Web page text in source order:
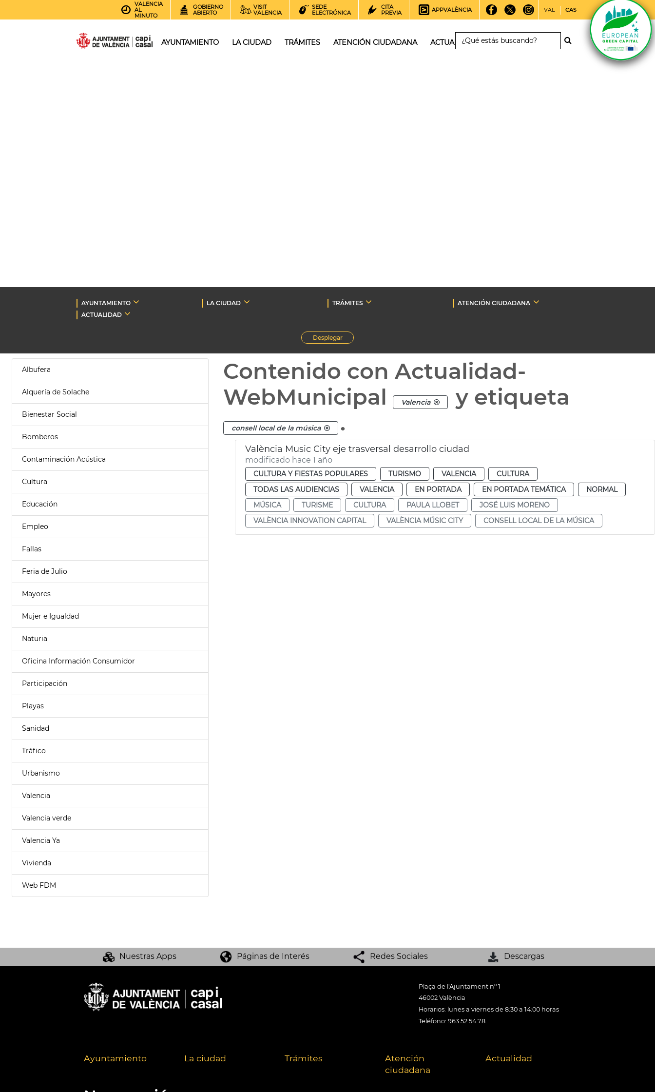
VALENCIA
AL
MINUTO
GOBIERNO
ABIERTO
VISIT
VALENCIA
SEDE
ELECTRÓNICA
CITA
PREVIA
APPVALÈNCIA VAL CAS
AYUNTAMIENTO LA CIUDAD TRÁMITES ATENCIÓN CIUDADANA ACTUALIDAD
AYUNTAMIENTO LA CIUDAD TRÁMITES
ATENCIÓN CIUDADANA
ACTUALIDAD
Desplegar
Albufera
Alquería de Solache
Bienestar Social
Bomberos
Contaminación Acústica
Cultura
Educación
Empleo
Fallas
Feria de Julio
Mayores
Mujer e Igualdad
Naturia
Oficina Información Consumidor
Participación
Playas
Sanidad
Tráfico
Urbanismo
Valencia
Valencia verde
Valencia Ya
Vivienda
Web FDM
Contenido con Actualidad-
WebMunicipal
Valencia y etiqueta
consell local de la música .
València Music City eje trasversal desarrollo ciudad
modificado hace 1 año
CULTURA Y FIESTAS POPULARES TURISMO VALENCIA
CULTURA
TODAS LAS AUDIENCIAS
VALENCIA EN PORTADA EN PORTADA TEMÁTICA
NORMAL
MÚSICA
TURISME CULTURA PAULA LLOBET
JOSÉ LUIS MORENO
VALÈNCIA INNOVATION CAPITAL
VALÈNCIA MÚSIC CITY CONSELL LOCAL DE LA MÚSICA
Nuestras Apps Páginas de Interés Redes Sociales Descargas
Plaça de l'Ajuntament nº 1
46002 València
Horarios: lunes a viernes de 8:30 a 14:00 horas
Teléfono: 963 52 54 78
Ayuntamiento La ciudad Trámites
Atención
ciudadana
Actualidad